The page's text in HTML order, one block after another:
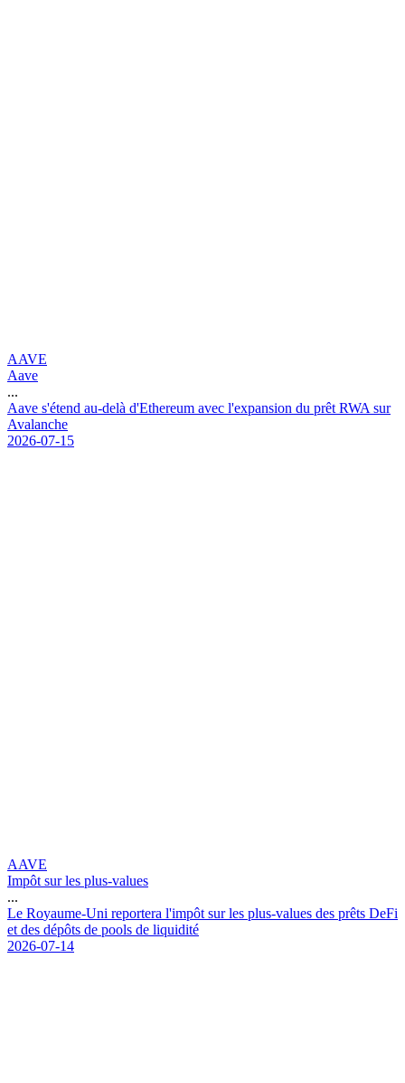
AAVE
Aave
...
Aave s'étend au-delà d'Ethereum avec l'expansion du prêt RWA sur
Avalanche
2026-07-15
AAVE
Impôt sur les plus-values
...
Le Royaume-Uni reportera l'impôt sur les plus-values des prêts DeFi
et des dépôts de pools de liquidité
2026-07-14